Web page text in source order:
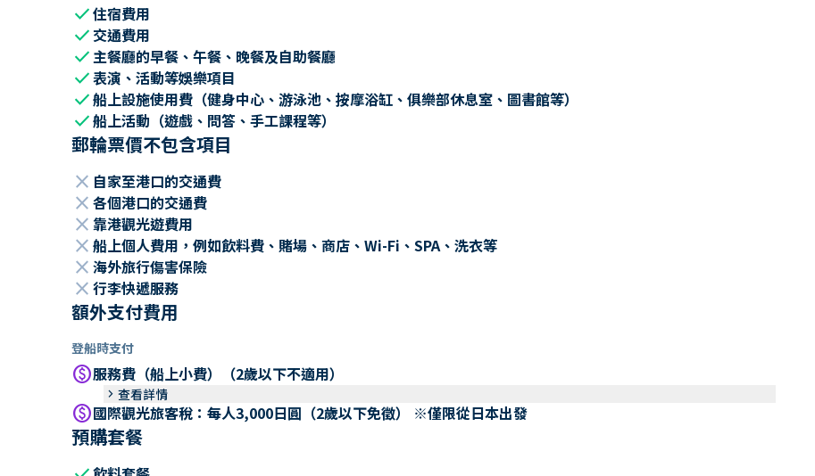
check住宿費用
check 交通費用
check主餐廳的早餐、午餐、晚餐及自助餐廳
check表演、活動等娛樂項目
check船上設施使用費（健身中心、游泳池、按摩浴缸、俱樂部休息室、圖書館等）
check船上活動（遊戲、問答、手工課程等）
郵輪票價不包含項目
close 自家至港口的交通費
close 各個港口的交通費
close 靠港觀光遊費用
close 船上個人費用，例如飲料費、賭場、商店、Wi-Fi、SPA、洗衣等
close 海外旅行傷害保險
close 行李快遞服務
額外支付費用
登船時支付
paid服務費（船上小費）（2歲以下不適用）
keyboard_arrow_right 查看詳情
paid國際觀光旅客稅：每人3,000日圓（2歲以下免徵） ※僅限從日本出發
預購套餐